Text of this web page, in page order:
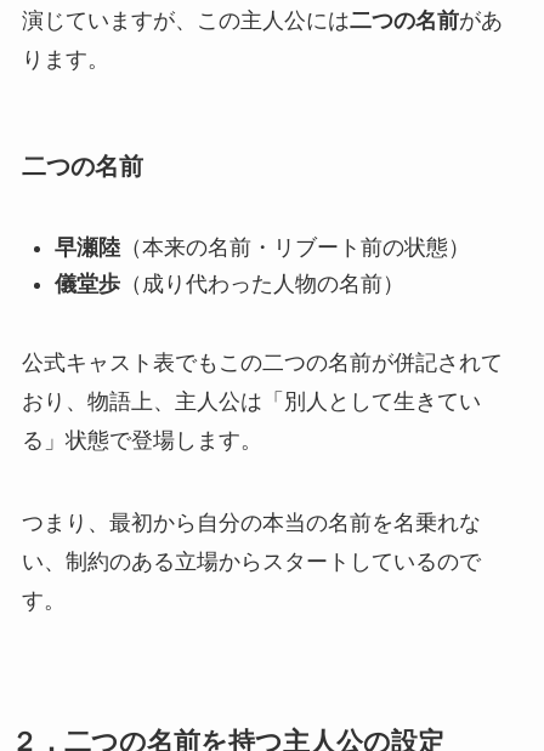
演じていますが、この主人公には二つの名前があ
ります。
二つの名前
早瀬陸（本来の名前・リブート前の状態）
儀堂歩（成り代わった人物の名前）
公式キャスト表でもこの二つの名前が併記されて
おり、物語上、主人公は「別人として生きてい
る」状態で登場します。
つまり、最初から自分の本当の名前を名乗れな
い、制約のある立場からスタートしているので
す。
２．二つの名前を持つ主人公の設定